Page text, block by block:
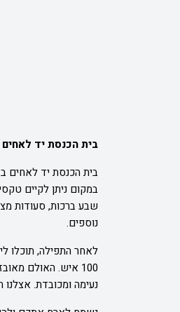
בית הכנסת יד
בית הכנסת יד לאחים
במקום ניתן לקיים
שבע ברכות, סעודות
נוספים.
100 איש. האולם
נעימה ומכובדת.